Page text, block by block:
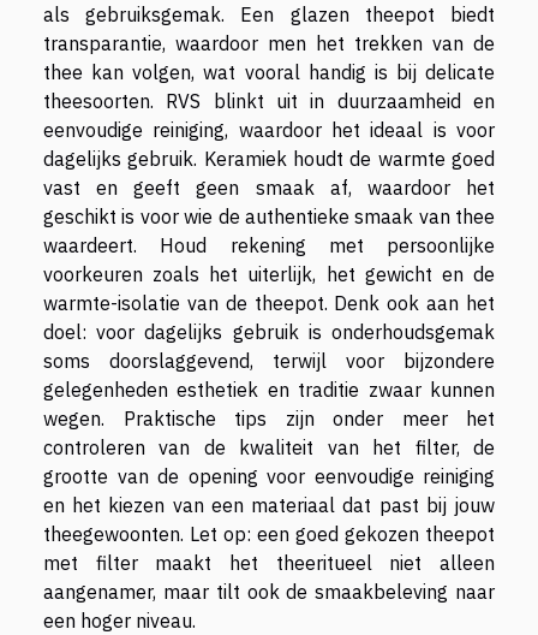
als gebruiksgemak. Een glazen theepot biedt
transparantie, waardoor men het trekken van de
thee kan volgen, wat vooral handig is bij delicate
theesoorten. RVS blinkt uit in duurzaamheid en
eenvoudige reiniging, waardoor het ideaal is voor
dagelijks gebruik. Keramiek houdt de warmte goed
vast en geeft geen smaak af, waardoor het
geschikt is voor wie de authentieke smaak van thee
waardeert. Houd rekening met persoonlijke
voorkeuren zoals het uiterlijk, het gewicht en de
warmte-isolatie van de theepot. Denk ook aan het
doel: voor dagelijks gebruik is onderhoudsgemak
soms doorslaggevend, terwijl voor bijzondere
gelegenheden esthetiek en traditie zwaar kunnen
wegen. Praktische tips zijn onder meer het
controleren van de kwaliteit van het filter, de
grootte van de opening voor eenvoudige reiniging
en het kiezen van een materiaal dat past bij jouw
theegewoonten. Let op: een goed gekozen theepot
met filter maakt het theeritueel niet alleen
aangenamer, maar tilt ook de smaakbeleving naar
een hoger niveau.